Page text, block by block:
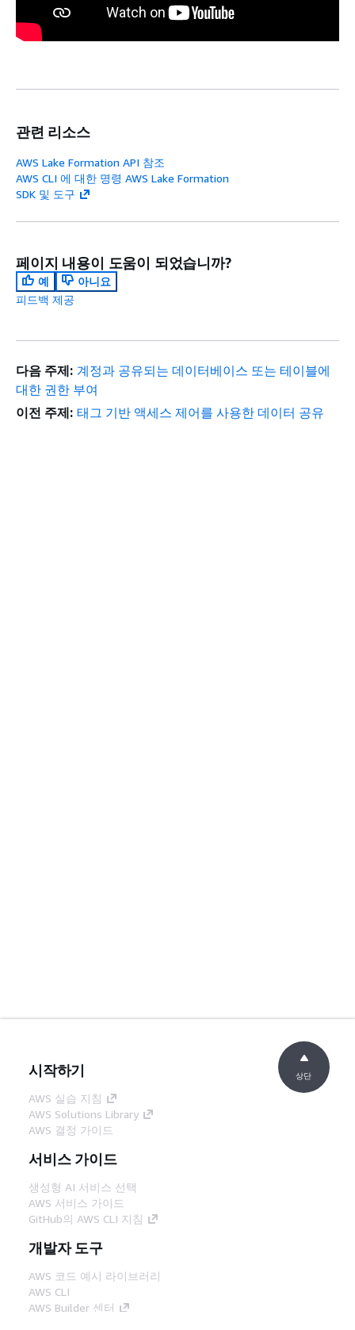
관련 리소스
AWS Lake Formation API 참조
AWS CLI 에 대한 명령 AWS Lake Formation
SDK 및 도구
페이지 내용이 도움이 되었습니까?
예
아니요
피드백 제공
다음 주제: 계정과 공유되는 데이터베이스 또는 테이블에
대한 권한 부여
이전 주제: 태그 기반 액세스 제어를 사용한 데이터 공유
시작하기
AWS 실습 지침
AWS Solutions Library
AWS 결정 가이드
서비스 가이드
생성형 AI 서비스 선택
AWS 서비스 가이드
GitHub의 AWS CLI 지침
개발자 도구
AWS 코드 예시 라이브러리
AWS CLI
AWS Builder 센터
상단